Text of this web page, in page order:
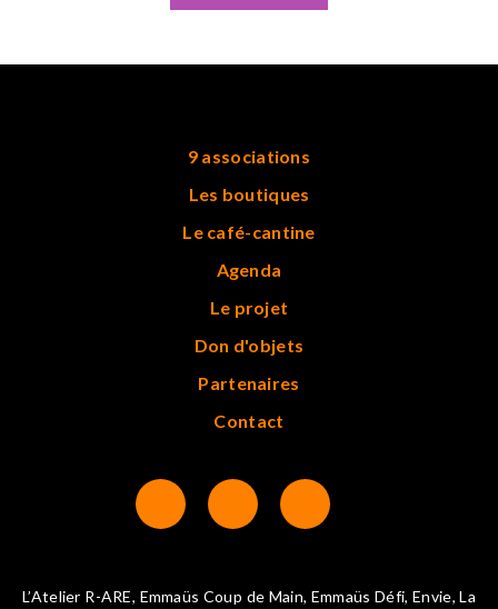
9 associations
Les boutiques
Le café-cantine
Agenda
Le projet
Don d'objets
Partenaires
Contact
L’Atelier R-ARE, Emmaüs Coup de Main, Emmaüs Défi, Envie, La